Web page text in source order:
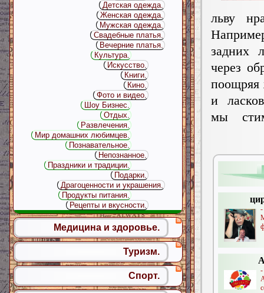
льву
задних
через
поощряя
и
мы
Детская одежда.
Женская одежда.
Мужская одежда.
Свадебные платья.
Вечерние платья.
Культура.
Искусство.
Книги.
Кино.
Фото и видео.
Шоу Бизнес.
Отдых.
Развлечения.
Мир домашних любимцев.
Познавательное.
Непознанное.
Праздники и традиции.
Подарки.
Драгоценности и украшения.
Продукты питания.
Рецепты и вкусности.
Медицина и здоровье.
Туризм.
Спорт.